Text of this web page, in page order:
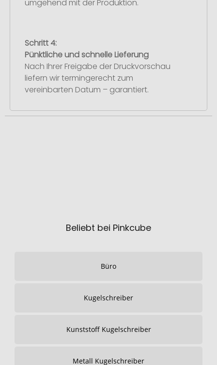
umgehend mit der Produktion.
Schritt 4:
Pünktliche und schnelle Lieferung
Nach Ihrer Freigabe der Druckvorschau
liefern wir termingerecht zum
vereinbarten Datum – garantiert.
Beliebt bei Pinkcube
Büro
Kugelschreiber
Kunststoff Kugelschreiber
Metall Kugelschreiber